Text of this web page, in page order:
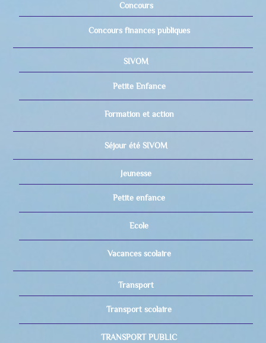
Concours
Concours finances publiques
SIVOM
Petite Enfance
Formation et action
Séjour été SIVOM
Jeunesse
Petite enfance
Ecole
Vacances scolaire
Transport
Transport scolaire
TRANSPORT PUBLIC